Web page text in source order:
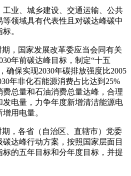
工业、城乡建设、交通运输、公共
领域具有代表性且对碳达峰碳中
。
，国家发展改革委应当会同有关
年前碳达峰目标，制定“十五
确保实现2030年碳排放强度比2005
年非化石能源消费占比达到25%
总量和石油消费总量达峰，合理
发电量，力争年度新增清洁能源电
用电量。
，各省（自治区、直辖市）党委
达峰行动方案，按照国家层面目
的五年目标和分年度目标，并提